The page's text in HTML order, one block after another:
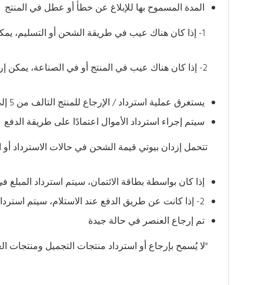
المدة المسموح بها للإبلاغ عن خطأ أو عطل في المنتج
2- إذا كان هناك عيب في المنتج أو في الصناعة، يمكن إرجاعه واسترداد المبلغ خلال 7 أيام عن طريق إرسال صورة للمنتج المعيب وتوضيح العيب في المنتج.
يستغرق عملية استرداد / الإرجاع للمنتج التالف من 5 إلى 7 أيام عمل
سيتم إجراء استرداد الأموال اعتمادًا على طريقة الدفع
تتحمل إزدان بيوتي قيمة الشحن في حالات الاسترداد أو
إذا كان بواسطة بطاقة الائتمان، سيتم استرداد
2- إذا كانت عن طريق الدفع عند الاستلام، سيتم استرداد المبلغ المدفوع في المحفظة، أو في الحساب البنكي بمجرد أن يقدم المستهلك لنا تفاصيل حسابه البنكي.
تم إرجاع العنصر في حالة جيدة
"لا يُسمح بإرجاع أو استرداد منتجات التجميل ومنتجات